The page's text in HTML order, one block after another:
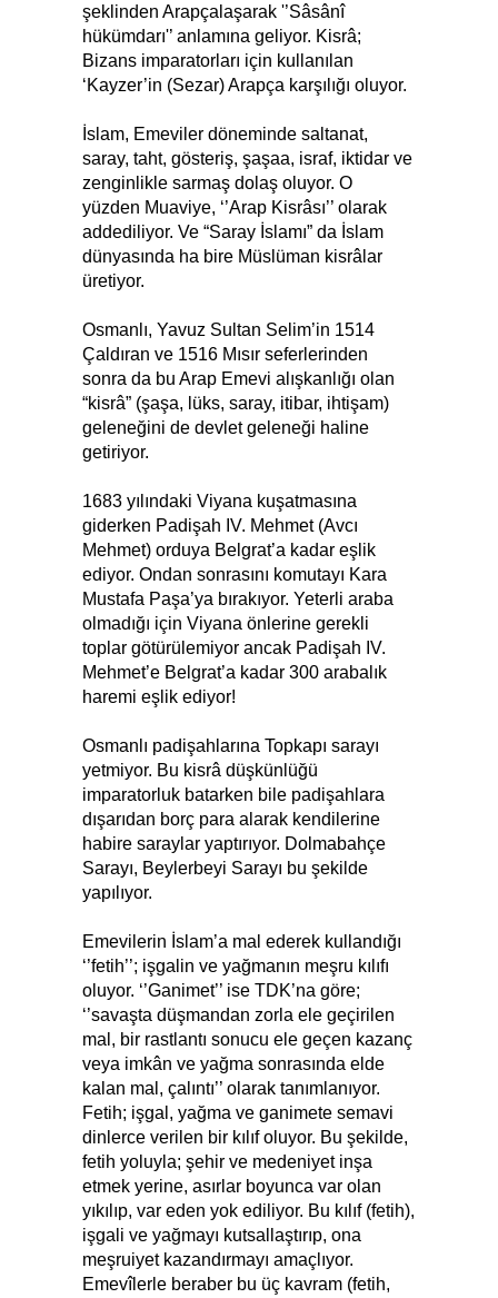
şeklinden Arapçalaşarak '’Sâsânî
hükümdarı'’ anlamına geliyor. Kisrâ;
Bizans imparatorları için kullanılan
‘Kayzer’in (Sezar) Arapça karşılığı oluyor.
İslam, Emeviler döneminde saltanat,
saray, taht, gösteriş, şaşaa, israf, iktidar ve
zenginlikle sarmaş dolaş oluyor. O
yüzden Muaviye, ‘’Arap Kisrâsı’’ olarak
addediliyor. Ve “Saray İslamı” da İslam
dünyasında ha bire Müslüman kisrâlar
üretiyor.
Osmanlı, Yavuz Sultan Selim’in 1514
Çaldıran ve 1516 Mısır seferlerinden
sonra da bu Arap Emevi alışkanlığı olan
“kisrâ” (şaşa, lüks, saray, itibar, ihtişam)
geleneğini de devlet geleneği haline
getiriyor.
1683 yılındaki Viyana kuşatmasına
giderken Padişah IV. Mehmet (Avcı
Mehmet) orduya Belgrat’a kadar eşlik
ediyor. Ondan sonrasını komutayı Kara
Mustafa Paşa’ya bırakıyor. Yeterli araba
olmadığı için Viyana önlerine gerekli
toplar götürülemiyor ancak Padişah IV.
Mehmet’e Belgrat’a kadar 300 arabalık
haremi eşlik ediyor!
Osmanlı padişahlarına Topkapı sarayı
yetmiyor. Bu kisrâ düşkünlüğü
imparatorluk batarken bile padişahlara
dışarıdan borç para alarak kendilerine
habire saraylar yaptırıyor. Dolmabahçe
Sarayı, Beylerbeyi Sarayı bu şekilde
yapılıyor.
Emevilerin İslam’a mal ederek kullandığı
‘’fetih’’; işgalin ve yağmanın meşru kılıfı
oluyor. ‘’Ganimet’’ ise TDK’na göre;
‘’savaşta düşmandan zorla ele geçirilen
mal, bir rastlantı sonucu ele geçen kazanç
veya imkân ve yağma sonrasında elde
kalan mal, çalıntı’’ olarak tanımlanıyor.
Fetih; işgal, yağma ve ganimete semavi
dinlerce verilen bir kılıf oluyor. Bu şekilde,
fetih yoluyla; şehir ve medeniyet inşa
etmek yerine, asırlar boyunca var olan
yıkılıp, var eden yok ediliyor. Bu kılıf (fetih),
işgali ve yağmayı kutsallaştırıp, ona
meşruiyet kazandırmayı amaçlıyor.
Emevîlerle beraber bu üç kavram (fetih,